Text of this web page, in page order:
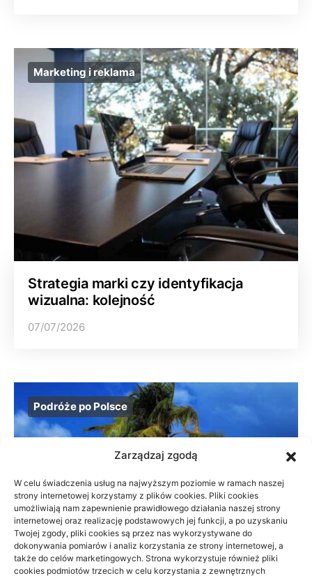
Zarządzaj zgodą
W celu świadczenia usług na najwyższym poziomie w ramach naszej
strony internetowej korzystamy z plików cookies. Pliki cookies
umożliwiają nam zapewnienie prawidłowego działania naszej strony
internetowej oraz realizację podstawowych jej funkcji, a po uzyskaniu
Twojej zgody, pliki cookies są przez nas wykorzystywane do
dokonywania pomiarów i analiz korzystania ze strony internetowej, a
także do celów marketingowych. Strona wykorzystuje również pliki
cookies podmiotów trzecich w celu korzystania z zewnętrznych
Marketing i reklama
Strategia marki czy identyfikacja
wizualna: kolejność
07/07/2026
Podróże po Polsce